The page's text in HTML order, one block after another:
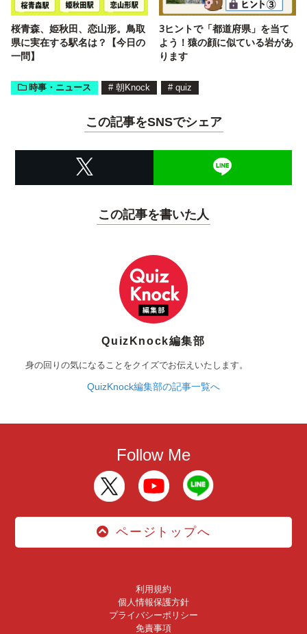
桜青森、姫秋田、恋山形。鳥取
県に実在する駅名は？【今日の
一問】
3ヒントで「都道府県」を当て
よう！猿の顔に似ている岩があ
ります
時事・ニュース # 朝Knock # quiz
この記事をSNSでシェア
この記事を書いた人
QuizKnock編集部
身の回りの気になることをクイズでお伝えいたします。
QuizKnock編集部の記事一覧へ
Follow Me
ページトップへ
利用規約
個人情報保護方針
プライバシーポリシー
免責事項